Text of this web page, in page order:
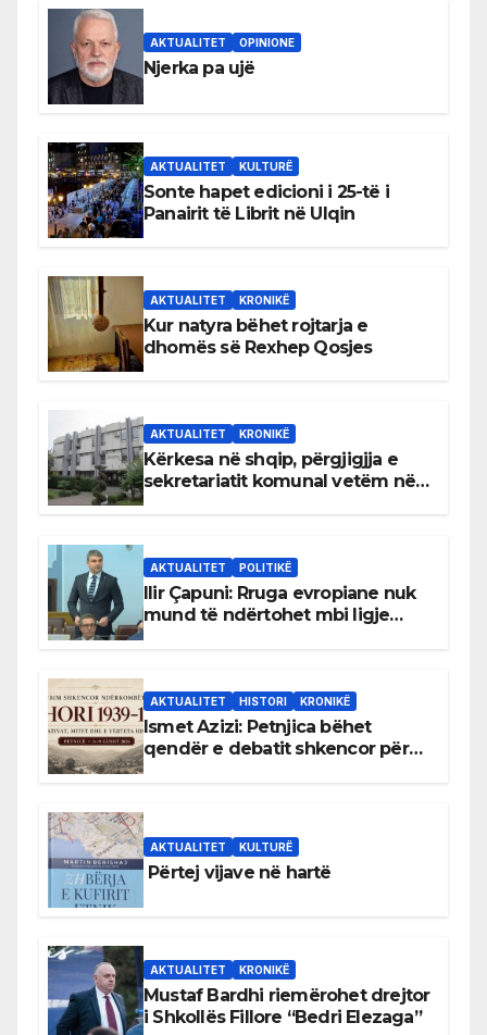
AKTUALITET OPINIONE
Njerka pa ujë
AKTUALITET KULTURË
Sonte hapet edicioni i 25-të i
Panairit të Librit në Ulqin
AKTUALITET KRONIKË
Kur natyra bëhet rojtarja e
dhomës së Rexhep Qosjes
AKTUALITET KRONIKË
Kërkesa në shqip, përgjigjja e
sekretariatit komunal vetëm në
AKTUALITET POLITIKË
Ilir Çapuni: Rruga evropiane nuk
mund të ndërtohet mbi ligje
AKTUALITET HISTORI KRONIKË
Ismet Azizi: Petnjica bëhet
qendër e debatit shkencor për
AKTUALITET KULTURË
Përtej vijave në hartë
AKTUALITET KRONIKË
Mustaf Bardhi riemërohet drejtor
i Shkollës Fillore “Bedri Elezaga”